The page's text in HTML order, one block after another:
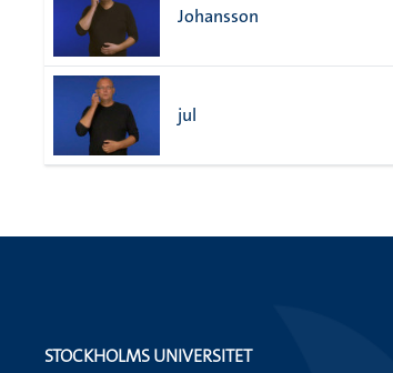
Johansson
jul
STOCKHOLMS UNIVERSITET